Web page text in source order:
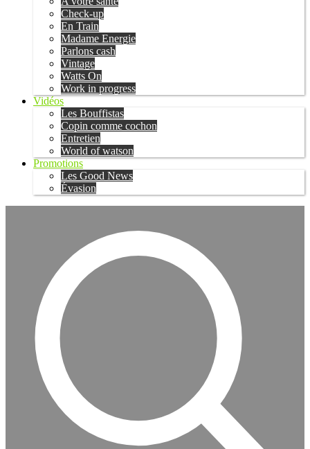
Check-up
En Train
Madame Energie
Parlons cash
Vintage
Watts On
Work in progress
Vidéos
Les Bouffistas
Copin comme cochon
Entretien
World of watson
Promotions
Les Good News
Évasion